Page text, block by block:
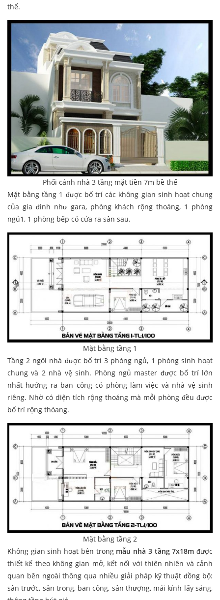
thể.
Phối cảnh nhà 3 tầng mặt tiền 7m bề thế
Mặt bằng tầng 1 được bố trí các không gian sinh hoạt chung
của gia đình như gara, phòng khách rộng thoáng, 1 phòng
ngủ1, 1 phòng bếp có cửa ra sân sau.
Mặt bằng tầng 1
Tầng 2 ngôi nhà được bố trí 3 phòng ngủ, 1 phòng sinh hoạt
chung và 2 nhà vệ sinh. Phòng ngủ master được bố trí lớn
nhất hướng ra ban công có phòng làm việc và nhà vệ sinh
riêng. Nhờ có diện tích rộng thoáng mà mỗi phòng đều được
bố trí rộng thóang.
Mặt bằng tầng 2
Không gian sinh hoạt bên trong mẫu nhà 3 tầng 7x18m được
thiết kế theo không gian mở, kết nối với thiên nhiên và cảnh
quan bên ngoài thông qua nhiều giải pháp kỹ thuật đồng bộ:
sân trước, sân trong, ban công, sân thượng, mái kính lấy sáng,